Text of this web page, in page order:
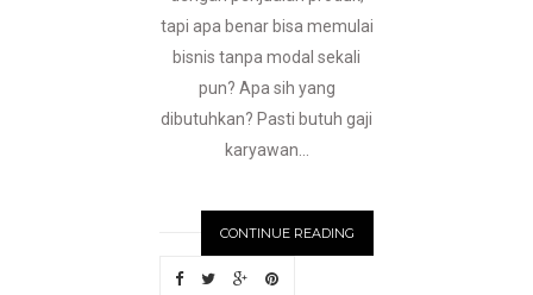
tapi apa benar bisa memulai
bisnis tanpa modal sekali
pun? Apa sih yang
dibutuhkan? Pasti butuh gaji
karyawan...
CONTINUE READING